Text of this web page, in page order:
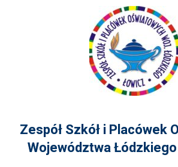
Zespół Szkół i Placówek
Województwa